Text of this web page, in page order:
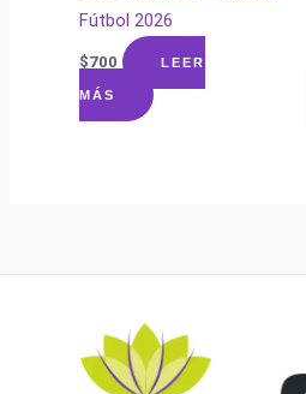
Fútbol 2026
$700 LEER
MÁS